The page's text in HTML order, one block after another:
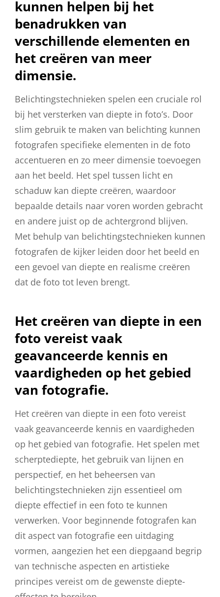
kunnen helpen bij het
benadrukken van
verschillende elementen en
het creëren van meer
dimensie.
Belichtingstechnieken spelen een cruciale rol
bij het versterken van diepte in foto’s. Door
slim gebruik te maken van belichting kunnen
fotografen specifieke elementen in de foto
accentueren en zo meer dimensie toevoegen
aan het beeld. Het spel tussen licht en
schaduw kan diepte creëren, waardoor
bepaalde details naar voren worden gebracht
en andere juist op de achtergrond blijven.
Met behulp van belichtingstechnieken kunnen
fotografen de kijker leiden door het beeld en
een gevoel van diepte en realisme creëren
dat de foto tot leven brengt.
Het creëren van diepte in een
foto vereist vaak
geavanceerde kennis en
vaardigheden op het gebied
van fotografie.
Het creëren van diepte in een foto vereist
vaak geavanceerde kennis en vaardigheden
op het gebied van fotografie. Het spelen met
scherptediepte, het gebruik van lijnen en
perspectief, en het beheersen van
belichtingstechnieken zijn essentieel om
diepte effectief in een foto te kunnen
verwerken. Voor beginnende fotografen kan
dit aspect van fotografie een uitdaging
vormen, aangezien het een diepgaand begrip
van technische aspecten en artistieke
principes vereist om de gewenste diepte-